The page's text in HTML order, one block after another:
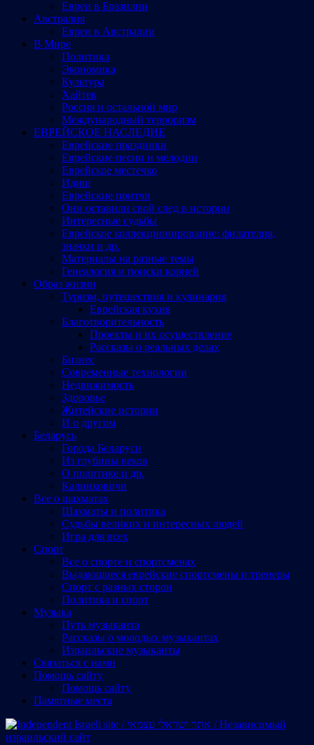
Евреи в Бразилии
Австралия
Евреи в Австралии
В Мире
Политика
Экономика
Культура
Хайтек
Россия и остальной мир
Международный терроризм
ЕВРЕЙСКОЕ НАСЛЕДИЕ
Еврейские праздники
Еврейские песни и мелодии
Еврейское местечко
Идиш
Еврейские притчи
Они оставили свой след в истории
Интересные судьбы
Еврейское коллекционирование: филателия,
значки и др.
Материалы на разные темы
Генеалогия и поиски корней
Образ жизни
Туризм, путешествия и кулинария
Еврейская кухня
Благотворительность
Проекты и их осуществление
Рассказы о реальных делах
Бизнес
Современные технологии
Недвижимость
Здоровье
Житейские истории
И о другом
Беларусь
Города Беларуси
Из глубины веков
О политике и др.
Калинковичи
Все о шахматах
Шахматы и политика
Судьбы великих и интересных людей
Игра для всех
Спорт
Все о спорте и спортсменах
Выдающиеся еврейские спортсмены и тренеры
Спорт с разных сторон
Политика и спорт
Музыка
Путь музыканта
Рассказы о молодых музыкантах
Израильские музыканты
Cвязаться с нами
Помощь сайту
Помощь сайту
Памятные места